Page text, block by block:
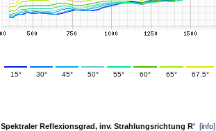
15° 30° 45° 50° 55° 60° 65° 67.5°
Spektraler Reflexionsgrad, inv. Strahlungsrichtung R' [info]